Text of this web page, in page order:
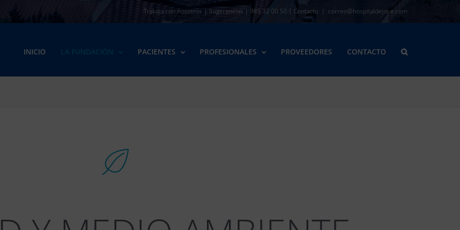
Trabaja con nosotros | Sugerencias | 985 32 00 50 | Contacto | correo@hospitaldejove.com
INICIO LA FUNDACIÓN PACIENTES PROFESIONALES PROVEEDORES CONTACTO